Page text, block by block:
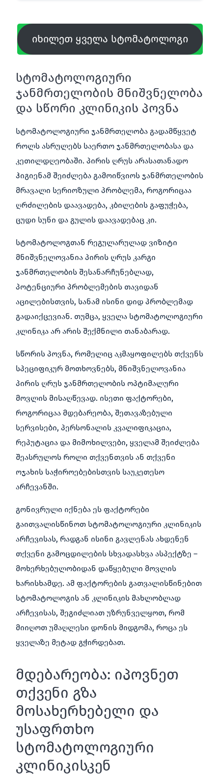
იხილეთ ყველა სტომატოლოგი
სტომატოლოგიური
ჯანმრთელობის მნიშვნელობა
და სწორი კლინიკის პოვნა
სტომატოლოგიური ჯანმრთელობა გადამწყვეტ
როლს ასრულებს საერთო ჯანმრთელობასა და
კეთილდღეობაში. პირის ღრუს არასათანადო
ჰიგიენამ შეიძლება გამოიწვიოს ჯანმრთელობის
მრავალი სერიოზული პრობლემა, როგორიცაა
ღრძილების დაავადება, კბილების გაფუჭება,
ცუდი სუნი და გულის დაავადებაც კი.
სტომატოლოგთან რეგულარულად ვიზიტი
მნიშვნელოვანია პირის ღრუს კარგი
ჯანმრთელობის შესანარჩუნებლად,
პოტენციური პრობლემების თავიდან
აცილებისთვის, სანამ ისინი დიდ პრობლემად
გადაიქცევიან. თუმცა, ყველა სტომატოლოგიური
კლინიკა არ არის შექმნილი თანაბარად.
სწორის პოვნა, რომელიც აკმაყოფილებს თქვენს
სპეციფიკურ მოთხოვნებს, მნიშვნელოვანია
პირის ღრუს ჯანმრთელობის ოპტიმალური
მოვლის მისაღწევად. ისეთი ფაქტორები,
როგორიცაა მდებარეობა, შეთავაზებული
სერვისები, პერსონალის კვალიფიკაცია,
რეპუტაცია და მიმოხილვები, ყველამ შეიძლება
შეასრულოს როლი თქვენთვის ან თქვენი
ოჯახის საჭიროებებისთვის საუკეთესო
არჩევანში.
გონივრული იქნება ეს ფაქტორები
გაითვალისწინოთ სტომატოლოგიური კლინიკის
არჩევისას, რადგან ისინი გავლენას ახდენენ
თქვენი გამოცდილების სხვადასხვა ასპექტზე –
მოხერხებულობიდან დაწყებული მოვლის
ხარისხამდე. ამ ფაქტორების გათვალისწინებით
სტომატოლოგის ან კლინიკის მახლობლად
არჩევისას, შეგიძლიათ უზრუნველყოთ, რომ
მიიღოთ უმაღლესი დონის მიდგომა, როცა ეს
ყველაზე მეტად გჭირდებათ.
მდებარეობა: იპოვნეთ
თქვენი გზა
მოსახერხებელი და
უსაფრთხო
სტომატოლოგიური
კლინიკისკენ